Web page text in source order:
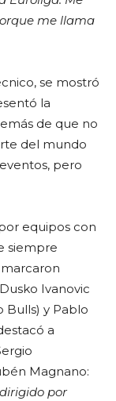
me llama
se mostró
la
de que no
del mundo
pero
equipos con
siempre
Ivanovic
Bulls) y Pablo
a
Magnano:
por